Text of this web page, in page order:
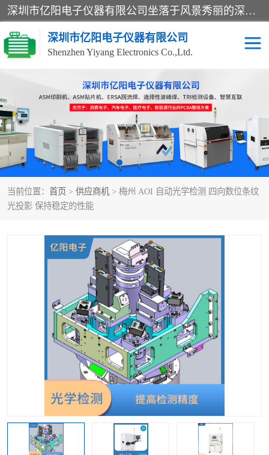
深圳市亿阳电子仪器有限公司坐落于风景秀丽的深圳市光明区，集SMT设备销售务为一体，努力为客户提供电子装配解决方案。与行业**SMT设备厂商：ASM（印刷机，锡膏检查机，贴片机），德国ERSA（爱莎）建立了稳固的代理合作关系，销售的设备一直保持**电子装配行业未来发展方向，能够满足客户各种繁杂产品的生产应用。
深圳市亿阳电子仪器有限公司
Shenzhen Yiyang Electronics Co.,Ltd.
当前位置： 首页 > 供应商机 > 梅州 AOI 自动光学检测 四向数位条纹
光投影 保持稳定的性能
SX全自动高速贴片机 E系列中速贴片机
NeoHorizon全自动锡膏印
刷机
选择性波峰焊
VERSAFLOW-335
回流焊HOTFLOW 3/20e 波峰焊
BGA返修台HR600/2 自动光学检测TR7700QE
TR5001
自动光学检测TR7710 XS全自动高速贴片机
TX 全自动高速贴片机